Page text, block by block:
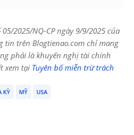
2025/NQ-CP ngày 9/9/2025 của
tin trên Blogtienao.com chỉ mang
phải là khuyến nghị tài chính
xem tại Tuyên bố miễn trừ trách
KỲ MỸ USA